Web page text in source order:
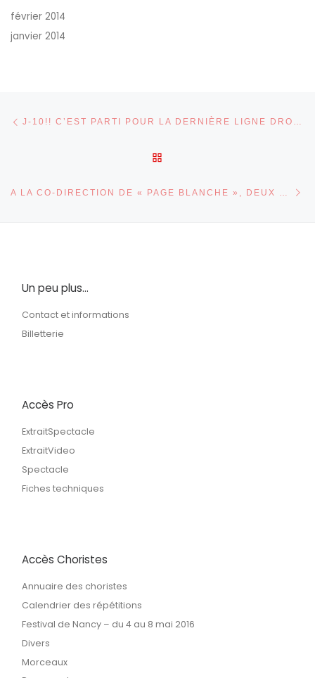
février 2014
janvier 2014
Parcourir les articles J-10!! C’EST PARTI POUR LA DERNIÈRE LIGNE DROITE!
Un peu plus…
Contact et informations
Billetterie
Accès Pro
ExtraitSpectacle
ExtraitVideo
Spectacle
Fiches techniques
Accès Choristes
Annuaire des choristes
Calendrier des répétitions
Festival de Nancy – du 4 au 8 mai 2016
Divers
Morceaux